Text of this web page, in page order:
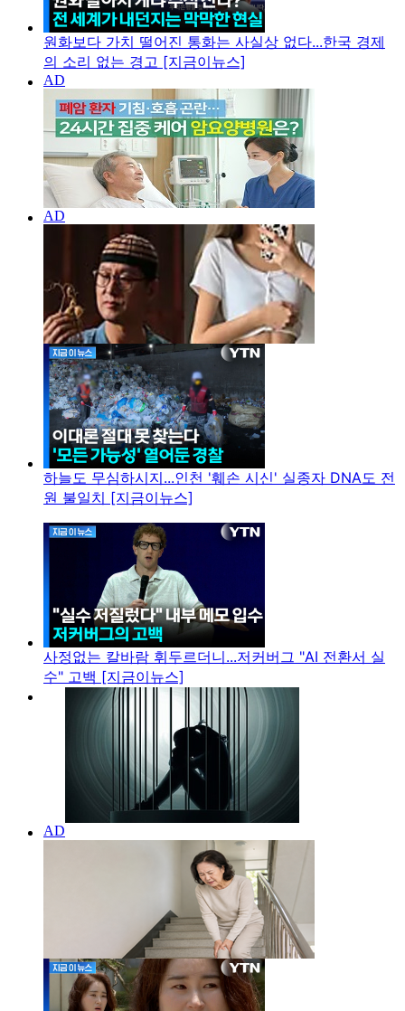
원화보다 가치 떨어진 통화는 사실상 없다...한국 경제
의 소리 없는 경고 [지금이뉴스]
하늘도 무심하시지...인천 '훼손 시신' 실종자 DNA도 전
원 불일치 [지금이뉴스]
사정없는 칼바람 휘두르더니...저커버그 "AI 전환서 실
수" 고백 [지금이뉴스]